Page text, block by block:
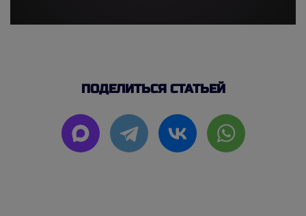
ПОДЕЛИТЬСЯ СТАТЬЕЙ